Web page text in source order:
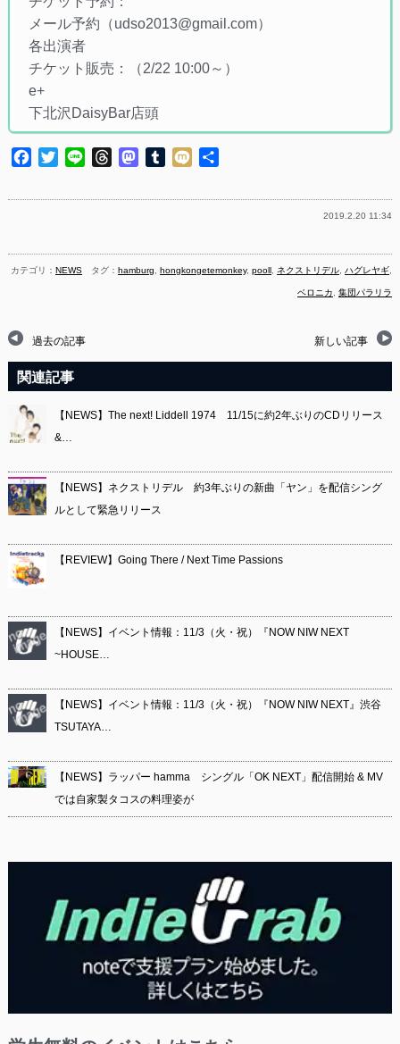
メール予約（udso2013@gmail.com）
各出演者
チケット販売：（2/22 10:00～）
e+
下北沢DaisyBar店頭
Facebook
TwitterLine ThreadsMastodon
Tumblr
Mixi
2019.2.20 11:34
カテゴリ：NEWS タグ：hamburg,hongkongetemonkey,pooll,ネクストリデル,ハグレヤギ,
ベロニカ,集団パラリラ
過去の記事 新しい記事
関連記事
【NEWS】The next! Liddell 1974 11/15に約2年ぶりのCDリリース
&…
【NEWS】ネクストリデル 約3年ぶりの新曲「ヤン」を配信シング
ルとして緊急リリース
【REVIEW】Going There / Next Time Passions
【NEWS】イベント情報：11/3（火・祝）『NOW NIW NEXT
~HOUSE…
【NEWS】イベント情報：11/3（火・祝）『NOW NIW NEXT』渋谷
TSUTAYA…
【NEWS】ラッパー hamma シングル「OK NEXT」配信開始 & MV
では自家製タコスの料理姿が